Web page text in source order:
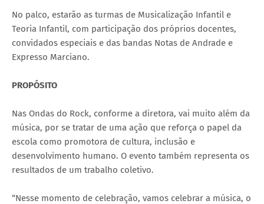
No palco, estarão as turmas de Musicalização Infantil e
Teoria Infantil, com participação dos próprios docentes,
convidados especiais e das bandas Notas de Andrade e
Expresso Marciano.
PROPÓSITO
Nas Ondas do Rock, conforme a diretora, vai muito além da
música, por se tratar de uma ação que reforça o papel da
escola como promotora de cultura, inclusão e
desenvolvimento humano. O evento também representa os
resultados de um trabalho coletivo.
“Nesse momento de celebração, vamos celebrar a música, o